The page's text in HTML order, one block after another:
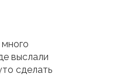
выслали
сделать